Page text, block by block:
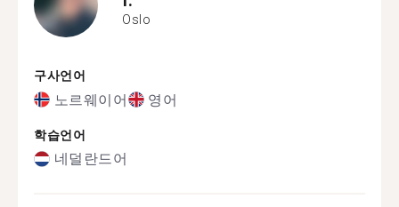
Oslo
구사언어
노르웨이어 영어
학습언어
네덜란드어